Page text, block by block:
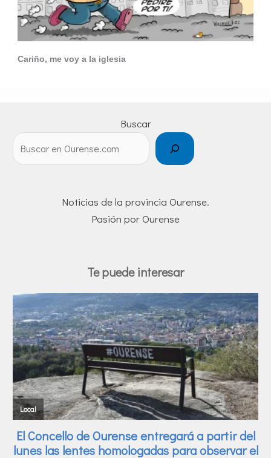
Cariño, me voy a la iglesia
Buscar
Noticias de la provincia Ourense.
Pasión por Ourense
Te puede interesar